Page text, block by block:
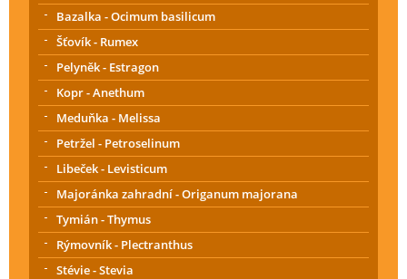
Bazalka - Ocimum basilicum
Šťovík - Rumex
Pelyněk - Estragon
Kopr - Anethum
Meduňka - Melissa
Petržel - Petroselinum
Libeček - Levisticum
Majoránka zahradní - Origanum majorana
Tymián - Thymus
Rýmovník - Plectranthus
Stévie - Stevia